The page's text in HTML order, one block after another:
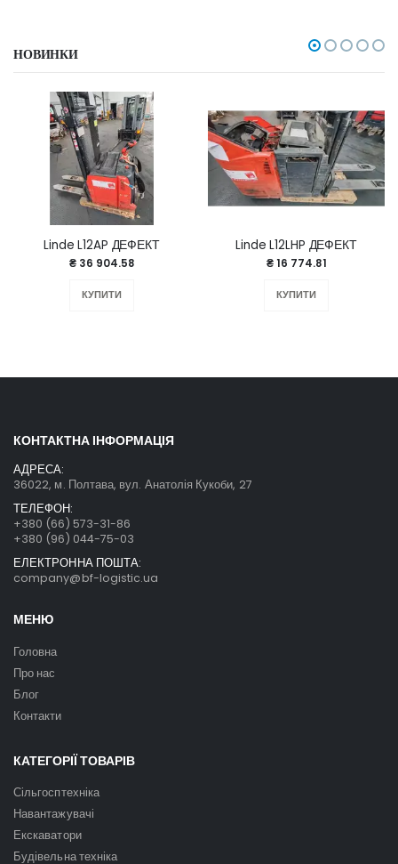
НОВИНКИ
Linde L12AP ДЕФЕКТ
₴ 36 904.58
КУПИТИ
Linde L12LHP ДЕФЕКТ
₴ 16 774.81
КУПИТИ
КОНТАКТНА ІНФОРМАЦІЯ
АДРЕСА:
36022, м. Полтава, вул. Анатолія Кукоби, 27
ТЕЛЕФОН:
+380 (66) 573-31-86
+380 (96) 044-75-03
ЕЛЕКТРОННА ПОШТА:
company@bf-logistic.ua
МЕНЮ
Головна
Про нас
Блог
Контакти
КАТЕГОРІЇ ТОВАРІВ
Сільгосптехніка
Навантажувачі
Екскаватори
Будівельна техніка